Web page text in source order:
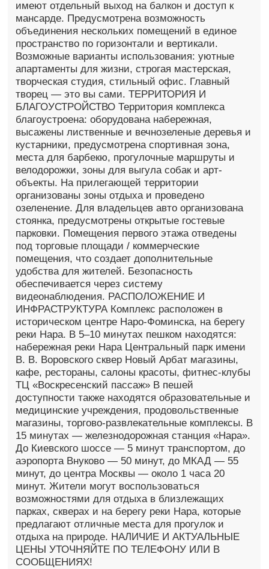
имеют отдельный выход на балкон и доступ к
мансарде. Предусмотрена возможность
объединения нескольких помещений в единое
пространство по горизонтали и вертикали.
Возможные варианты использования: уютные
апартаменты для жизни, строгая мастерская,
творческая студия, стильный офис. Главный
творец — это вы сами. ТЕРРИТОРИЯ И
БЛАГОУСТРОЙСТВО Территория комплекса
благоустроена: оборудована набережная,
высажены лиственные и вечнозеленые деревья и
кустарники, предусмотрена спортивная зона,
места для барбекю, прогулочные маршруты и
велодорожки, зоны для выгула собак и арт-
объекты. На прилегающей территории
организованы зоны отдыха и проведено
озеленение. Для владельцев авто организована
стоянка, предусмотрены открытые гостевые
парковки. Помещения первого этажа отведены
под торговые площади / коммерческие
помещения, что создает дополнительные
удобства для жителей. Безопасность
обеспечивается через систему
видеонаблюдения. РАСПОЛОЖЕНИЕ И
ИНФРАСТРУКТУРА Комплекс расположен в
историческом центре Наро-Фоминска, на берегу
реки Нара. В 5–10 минутах пешком находятся:
набережная реки Нара Центральный парк имени
В. В. Воровского сквер Новый Арбат магазины,
кафе, рестораны, салоны красоты, фитнес-клубы
ТЦ «Воскресенский пассаж» В пешей
доступности также находятся образовательные и
медицинские учреждения, продовольственные
магазины, торгово-развлекательные комплексы. В
15 минутах — железнодорожная станция «Нара».
До Киевского шоссе — 5 минут транспортом, до
аэропорта Внуково — 50 минут, до МКАД — 55
минут, до центра Москвы — около 1 часа 20
минут. Жители могут воспользоваться
возможностями для отдыха в близлежащих
парках, скверах и на берегу реки Нара, которые
предлагают отличные места для прогулок и
отдыха на природе. НАЛИЧИЕ И АКТУАЛЬНЫЕ
ЦЕНЫ УТОЧНЯЙТЕ ПО ТЕЛЕФОНУ ИЛИ В
СООБЩЕНИЯХ!